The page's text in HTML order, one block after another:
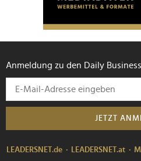
Anmeldung zu den Daily
JETZT
LEADERSNET.de LEADERSNET.at